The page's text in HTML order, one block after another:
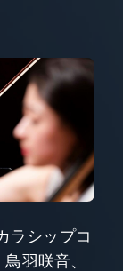
ラシップコ
羽咲音、